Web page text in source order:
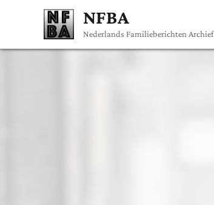
NFBA
Nederlands Familieberichten Archief